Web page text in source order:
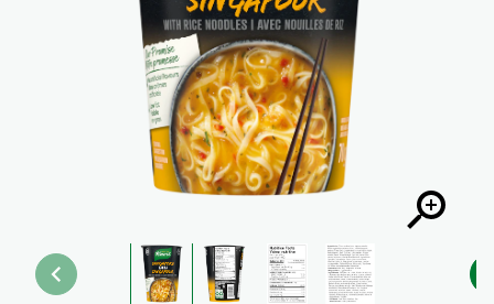
Recettes par Occasion
Recettes par Type de Plat